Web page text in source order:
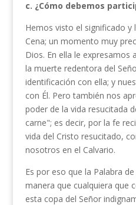
c. ¿Cómo debemos
Hemos visto el significado y
Cena; un momento muy
Dios. En ella le
la muerte redentora del
identificación con ella; y
con Él. Pero también nos
poder de la vida resucitada
carne"; es decir, por la fe
vida del Cristo resucitado,
nosotros en el Calvario.
Es por eso que la Palabra
manera que cualquiera que
esta copa del Señor